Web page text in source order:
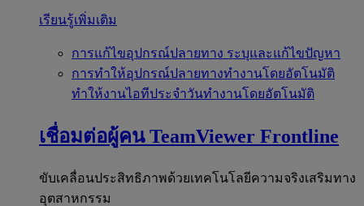
เรียนรู้เพิ่มเติม
การแก้ไขอุปกรณ์ปลายทาง ระบุและแก้ไขปัญหา
การทำให้อุปกรณ์ปลายทางทำงานโดยอัตโนมัติ
ทำให้งานไอทีประจำวันทำงานโดยอัตโนมัติ
เชื่อมต่อผู้คน TeamViewer Frontline
ขับเคลื่อนประสิทธิภาพด้วยเทคโนโลยีความจริงเสริมทาง
อุตสาหกรรม